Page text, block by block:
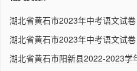
湖北省黄石市2023年中考语文试
湖北省黄石市2023年中考语文试
湖北省黄石市阳新县2022-2023学